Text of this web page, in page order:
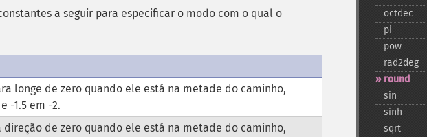
a seguir para especificar o modo com o qual o
longe de zero quando ele está na metade do caminho,
-1.5 em -2.
direção de zero quando ele está na metade do caminho,
octdec
pi
pow
rad2deg
round
sin
sinh
sqrt